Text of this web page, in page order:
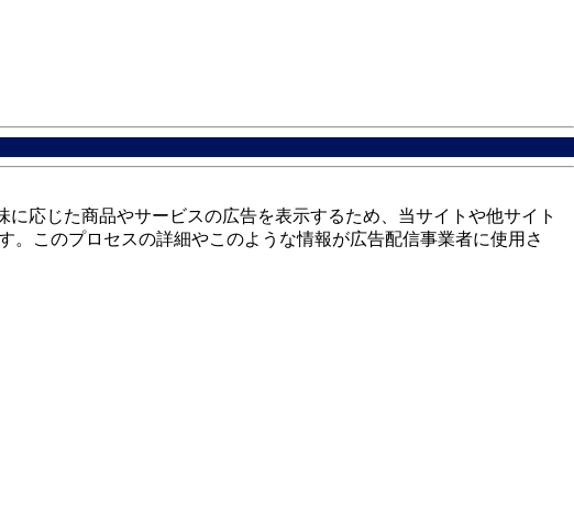
応じた商品やサービスの広告を表示するため、当サイトや他サイト
このプロセスの詳細やこのような情報が広告配信事業者に使用さ